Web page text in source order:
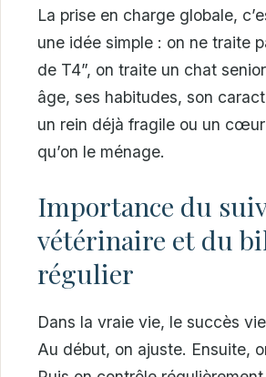
La prise en charge globale,
une idée simple : on ne traite
de T4”, on traite un chat
âge, ses habitudes, son
un rein déjà fragile ou un
qu’on le ménage.
Importance du
vétérinaire et du
régulier
Dans la vraie vie, le succès
Au début, on ajuste. Ensuite,